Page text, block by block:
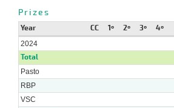
Prizes
Year CC 1º 2º 3º 4º
2024
Total
Pasto
RBP
VSC